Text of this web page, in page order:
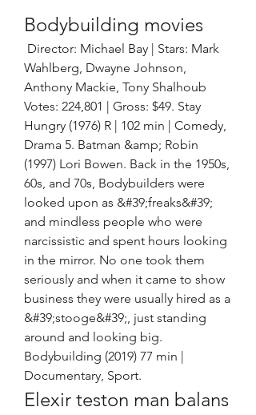
Bodybuilding movies
Wahlberg, Dwayne Johnson,
Anthony Mackie, Tony Shalhoub
Votes: 224,801 | Gross: $49. Stay
Hungry (1976) R | 102 min | Comedy,
Drama 5. Batman &amp; Robin
(1997) Lori Bowen. Back in the 1950s,
60s, and 70s, Bodybuilders were
looked upon as &#39;freaks&#39;
and mindless people who were
narcissistic and spent hours looking
in the mirror. No one took them
seriously and when it came to show
business they were usually hired as a
&#39;stooge&#39;, just standing
around and looking big.
Bodybuilding (2019) 77 min |
Documentary, Sport.
Elexir teston man balans